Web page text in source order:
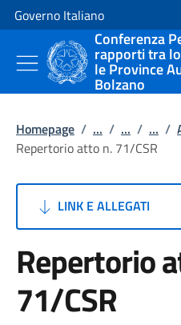
Vai al contenuto
Vai alla navigazione del sito
Governo Italiano
Conferenza
rapporti tra
le Province
Bolzano
Homepage / ... / ... / ... /
Repertorio atto n. 71/CSR
LINK E ALLEGATI
Repertorio
71/CSR